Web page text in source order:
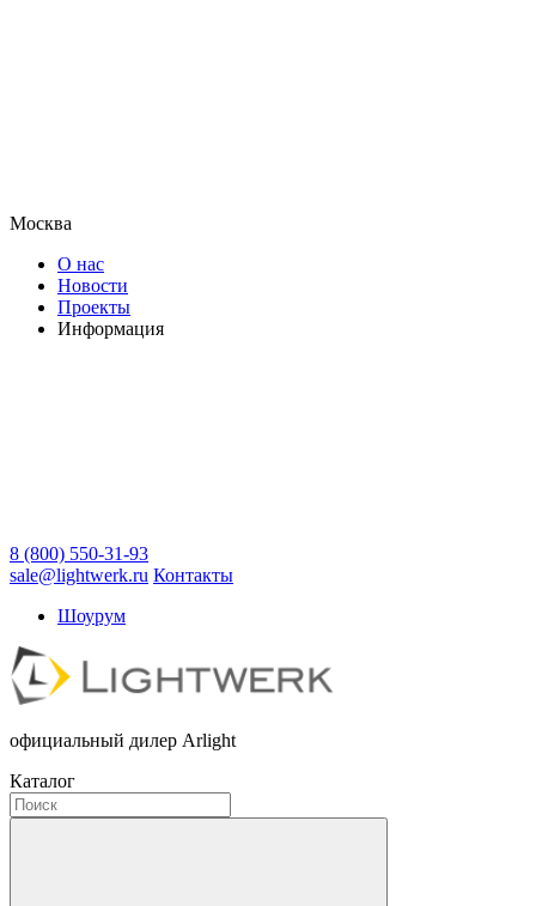
Москва
О нас
Новости
Проекты
Информация
8 (800) 550-31-93
sale@lightwerk.ru Контакты
Шоурум
официальный дилер Arlight
Каталог